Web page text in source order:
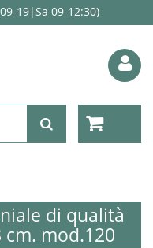
19|Sa 09-12:30)
di qualità
cm. mod.120